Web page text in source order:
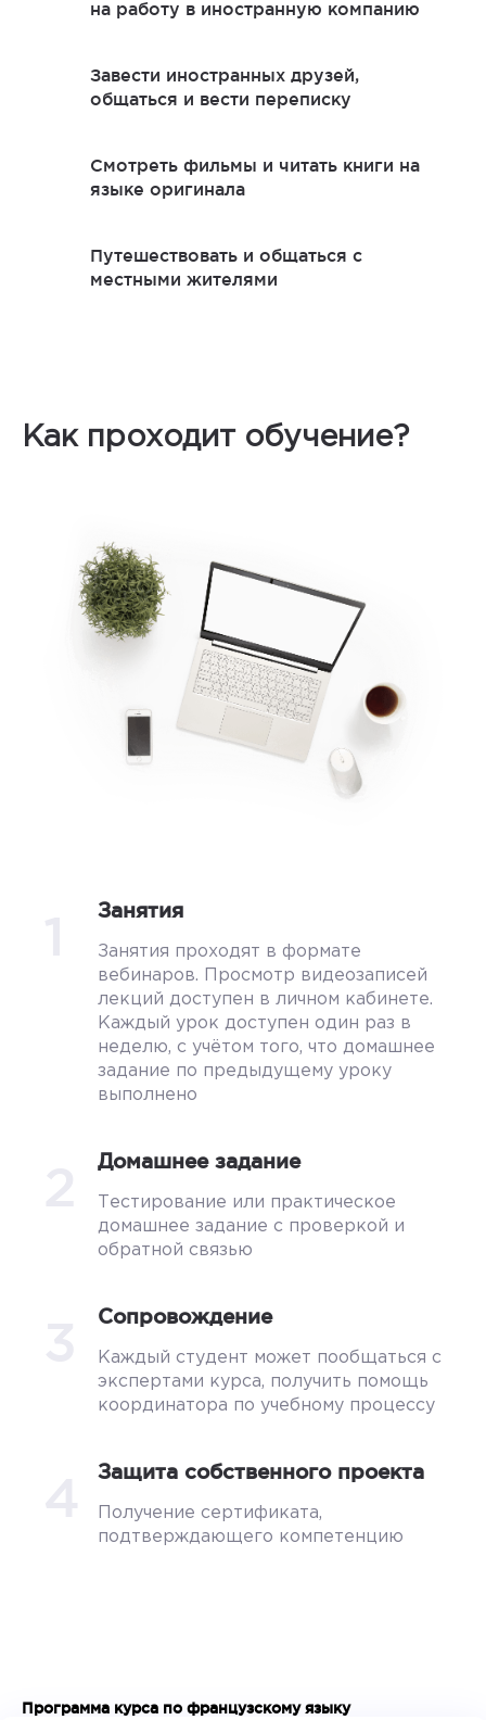
на работу в иностранную компанию
Завести иностранных друзей,
общаться и вести переписку
Смотреть фильмы и читать книги на
языке оригинала
Путешествовать и общаться с
местными жителями
Как проходит обучение?
Занятия
Занятия проходят в формате
вебинаров. Просмотр видеозаписей
лекций доступен в личном кабинете.
Каждый урок доступен один раз в
неделю, с учётом того, что домашнее
задание по предыдущему уроку
выполнено
Домашнее задание
Тестирование или практическое
домашнее задание с проверкой и
обратной связью
Сопровождение
Каждый студент может пообщаться с
экспертами курса, получить помощь
координатора по учебному процессу
Защита собственного проекта
Получение сертификата,
подтверждающего компетенцию
Программа курса по французскому языку